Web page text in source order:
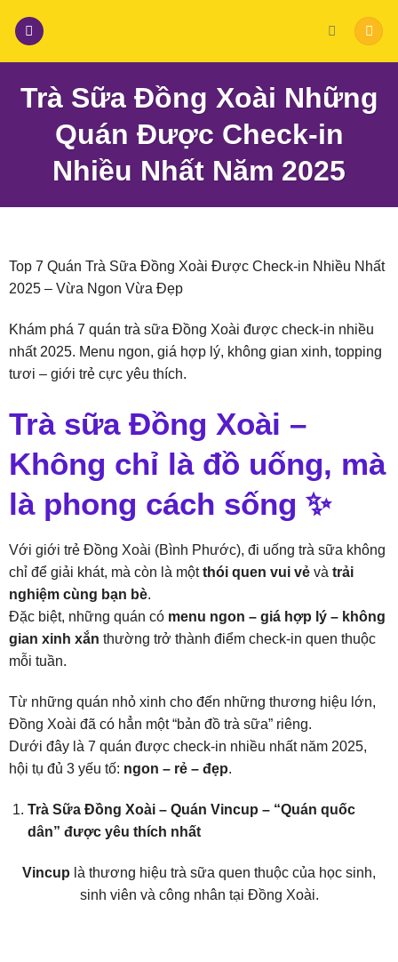
Trà Sữa Đồng Xoài Những
Quán Được Check-in
Nhiều Nhất Năm 2025
Top 7 Quán Trà Sữa Đồng Xoài Được Check-in Nhiều Nhất
2025 – Vừa Ngon Vừa Đẹp
Khám phá 7 quán trà sữa Đồng Xoài được check-in nhiều
nhất 2025. Menu ngon, giá hợp lý, không gian xinh, topping
tươi – giới trẻ cực yêu thích.
Trà sữa Đồng Xoài –
Không chỉ là đồ uống, mà
là phong cách sống ✨
Với giới trẻ Đồng Xoài (Bình Phước), đi uống trà sữa không
chỉ để giải khát, mà còn là mộtthói quen vui vẻvà trải
nghiệm cùng bạn bè.
Đặc biệt, những quán có menu ngon – giá hợp lý – không
gian xinh xắn thường trở thành điểm check-in quen thuộc
mỗi tuần.
Từ những quán nhỏ xinh cho đến những thương hiệu lớn,
Đồng Xoài đã có hẳn một “bản đồ trà sữa” riêng.
Dưới đây là 7 quán được check-in nhiều nhất năm 2025,
hội tụ đủ 3 yếu tố: ngon – rẻ – đẹp.
Trà Sữa Đồng Xoài – Quán Vincup – “Quán quốc
dân” được yêu thích nhất
Vincup là thương hiệu trà sữa quen thuộc của học sinh,
sinh viên và công nhân tại Đồng Xoài.